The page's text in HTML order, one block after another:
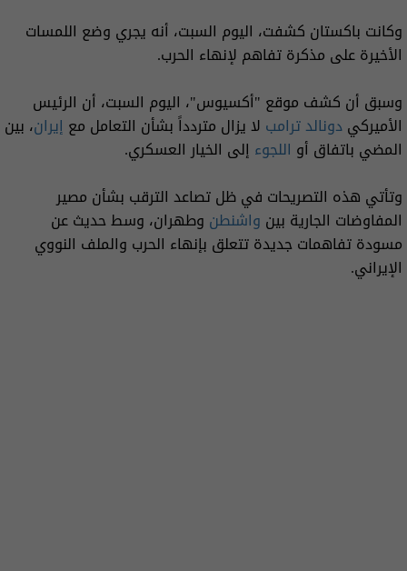
وكانت باكستان كشفت، اليوم السبت، أنه يجري وضع اللمسات
الأخيرة على مذكرة تفاهم لإنهاء الحرب.
وسبق أن كشف موقع "أكسيوس"، اليوم السبت، أن الرئيس
الأميركيدونالد ترامب لا يزال متردداً بشأن التعامل مع إيران، بين
المضي باتفاق أو اللجوء إلى الخيار العسكري.
وتأتي هذه التصريحات في ظل تصاعد الترقب بشأن مصير
المفاوضات الجارية بين واشنطن وطهران، وسط حديث عن
مسودة تفاهمات جديدة تتعلق بإنهاء الحرب والملف النووي
الإيراني.